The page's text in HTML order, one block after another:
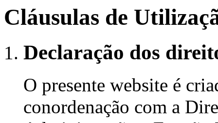
Cláusulas de
Declaração dos
O presente website é
conordenação com a